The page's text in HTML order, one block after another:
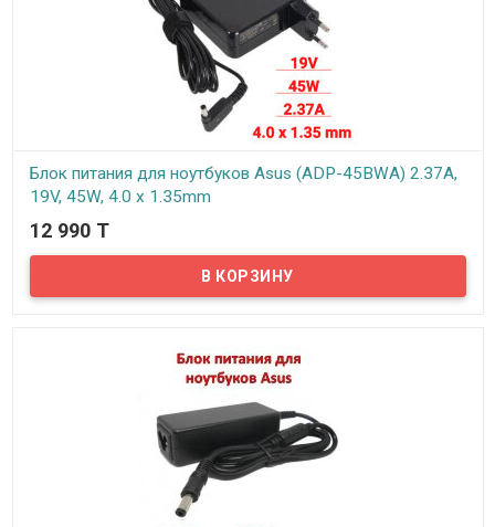
Блок питания для ноутбуков Asus (ADP-45BWA) 2.37A,
19V, 45W, 4.0 x 1.35mm
В наличии
Надёжный сетевой блок питания на 220 вольт для вашего
ноутбука Asus. Блок питания рассчитан на напряжение: 19В и
силу тока 2.37А
12 990 T